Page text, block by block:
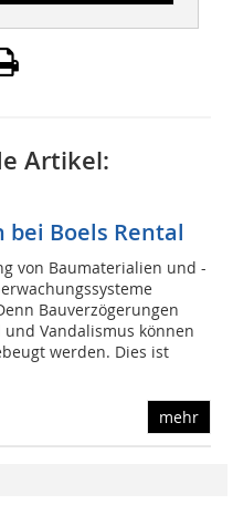
Artikel:
Boels Rental
von Baumaterialien und -
Bauverzögerungen
Vandalismus können
werden. Dies ist
mehr